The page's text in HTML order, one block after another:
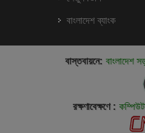
বাংলাদেশ ব্যাংক
বাস্তবায়নে: বাংলাদেশ
রক্ষণাবেক্ষণে :